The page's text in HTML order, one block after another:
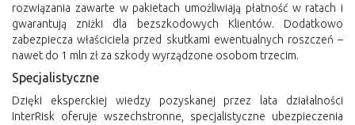
rozwiązania zawarte w pakietach umożliwiają płatność w ratach i
gwarantują zniżki dla bezszkodowych Klientów. Dodatkowo
zabezpiecza właściciela przed skutkami ewentualnych roszczeń –
nawet do 1 mln zł za szkody wyrządzone osobom trzecim.
Specjalistyczne
Dzięki eksperckiej wiedzy pozyskanej przez lata działalności
InterRisk oferuje wszechstronne, specjalistyczne ubezpieczenia